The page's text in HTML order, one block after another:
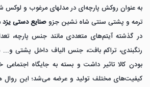
به عنوان روکش پارچه‌ای در مدلهای مرغوب و لوکس
ترمه و پشتی سنتی شاه نشین جزوصنایع دستی یزد
در گذشته آیتم‌های متعددی مانند جنس پارچه،
رنگبندی، تراکم بافت، جنس الیاف داخل پشتی
بودن کالا تاثیر داشت و بسته به جایگاه اجتماعی
کیفیت‌های مختلف تولید و عرضه می‌شد؛ این روال